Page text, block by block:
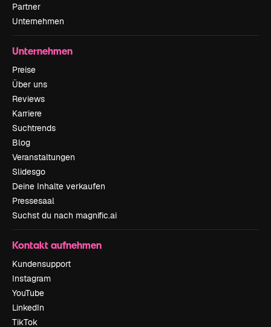
Partner
Unternehmen
Unternehmen
Preise
Über uns
Reviews
Karriere
Suchtrends
Blog
Veranstaltungen
Slidesgo
Deine Inhalte verkaufen
Pressesaal
Suchst du nach magnific.ai
Kontakt aufnehmen
Kundensupport
Instagram
YouTube
LinkedIn
TikTok